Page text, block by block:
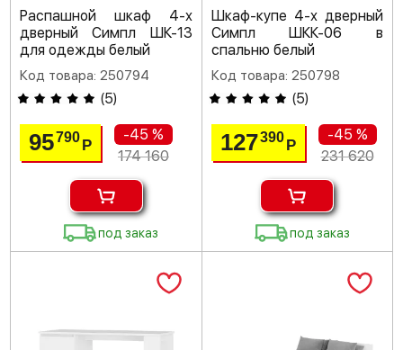
Распашной шкаф 4-х
дверный Симпл ШК-13
для одежды белый
Код товара: 250794
(5)
95790Р
-45 %
174 160
под заказ
Шкаф-купе 4-х дверный
Симпл ШКК-06 в
спальню белый
Код товара: 250798
(5)
127390 Р
-45 %
231 620
под заказ